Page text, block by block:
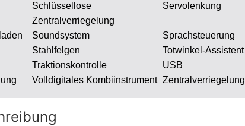
Schlüssellose
Zentralverriegelung
Servolenkung
Soundsystem
Sprachsteuerung
Stahlfelgen
Totwinkel-Assistent
Traktionskontrolle
USB
Volldigitales Kombiinstrument Zentralverriegelung